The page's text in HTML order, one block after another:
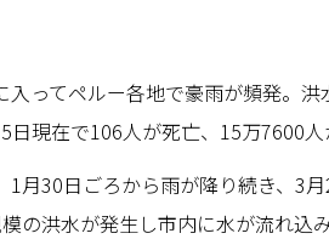
ってペルー各地で豪雨が頻発。
現在で106人が死亡、15万7600人
月30日ごろから雨が降り続き、3
の洪水が発生し市内に水が流れ込み